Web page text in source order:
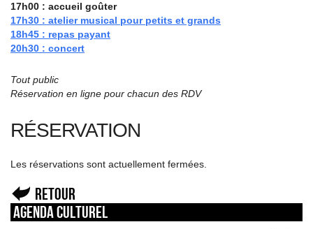
17h00 : accueil goûter
17h30 : atelier musical pour petits et grands
18h45 : repas payant
20h30 : concert
Tout public
Réservation en ligne pour chacun des RDV
RÉSERVATION
Les réservations sont actuellement fermées.
Retour
Agenda culturel